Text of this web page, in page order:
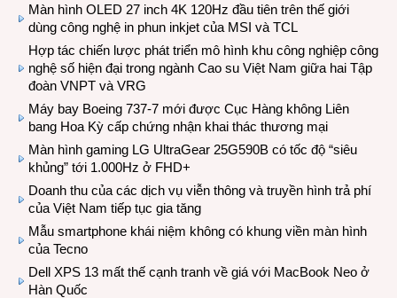
Màn hình OLED 27 inch 4K 120Hz đầu tiên trên thế giới
dùng công nghệ in phun inkjet của MSI và TCL
Hợp tác chiến lược phát triển mô hình khu công nghiệp công
nghệ số hiện đại trong ngành Cao su Việt Nam giữa hai Tập
đoàn VNPT và VRG
Máy bay Boeing 737-7 mới được Cục Hàng không Liên
bang Hoa Kỳ cấp chứng nhận khai thác thương mại
Màn hình gaming LG UltraGear 25G590B có tốc độ “siêu
khủng” tới 1.000Hz ở FHD+
Doanh thu của các dịch vụ viễn thông và truyền hình trả phí
của Việt Nam tiếp tục gia tăng
Mẫu smartphone khái niệm không có khung viền màn hình
của Tecno
Dell XPS 13 mất thế cạnh tranh về giá với MacBook Neo ở
Hàn Quốc